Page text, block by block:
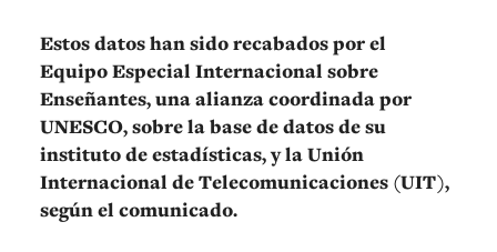
Estos datos han sido recabados por el
Equipo Especial Internacional sobre
Enseñantes, una alianza coordinada por
UNESCO, sobre la base de datos de su
instituto de estadísticas, y la Unión
Internacional de Telecomunicaciones (UIT),
según el comunicado.